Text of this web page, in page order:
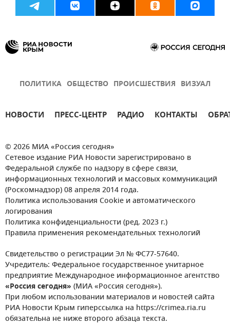
ПОЛИТИКА ОБЩЕСТВО ПРОИСШЕСТВИЯ ВИЗУАЛ
НОВОСТИ ПРЕСС-ЦЕНТР РАДИО КОНТАКТЫ
© 2026 МИА «Россия сегодня»
Сетевое издание РИА Новости зарегистрировано в
Федеральной службе по надзору в сфере связи,
информационных технологий и массовых коммуникаций
(Роскомнадзор) 08 апреля 2014 года.
Политика использования Cookie и автоматического
логирования
Политика конфиденциальности (ред. 2023 г.)
Правила применения рекомендательных технологий
Свидетельство о регистрации Эл № ФС77-57640.
Учредитель: Федеральное государственное унитарное
предприятие Международное информационное агентство
«Россия сегодня» (МИА «Россия сегодня»).
При любом использовании материалов и новостей сайта
РИА Новости Крым гиперссылка на https://crimea.ria.ru
обязательна не ниже второго абзаца текста.